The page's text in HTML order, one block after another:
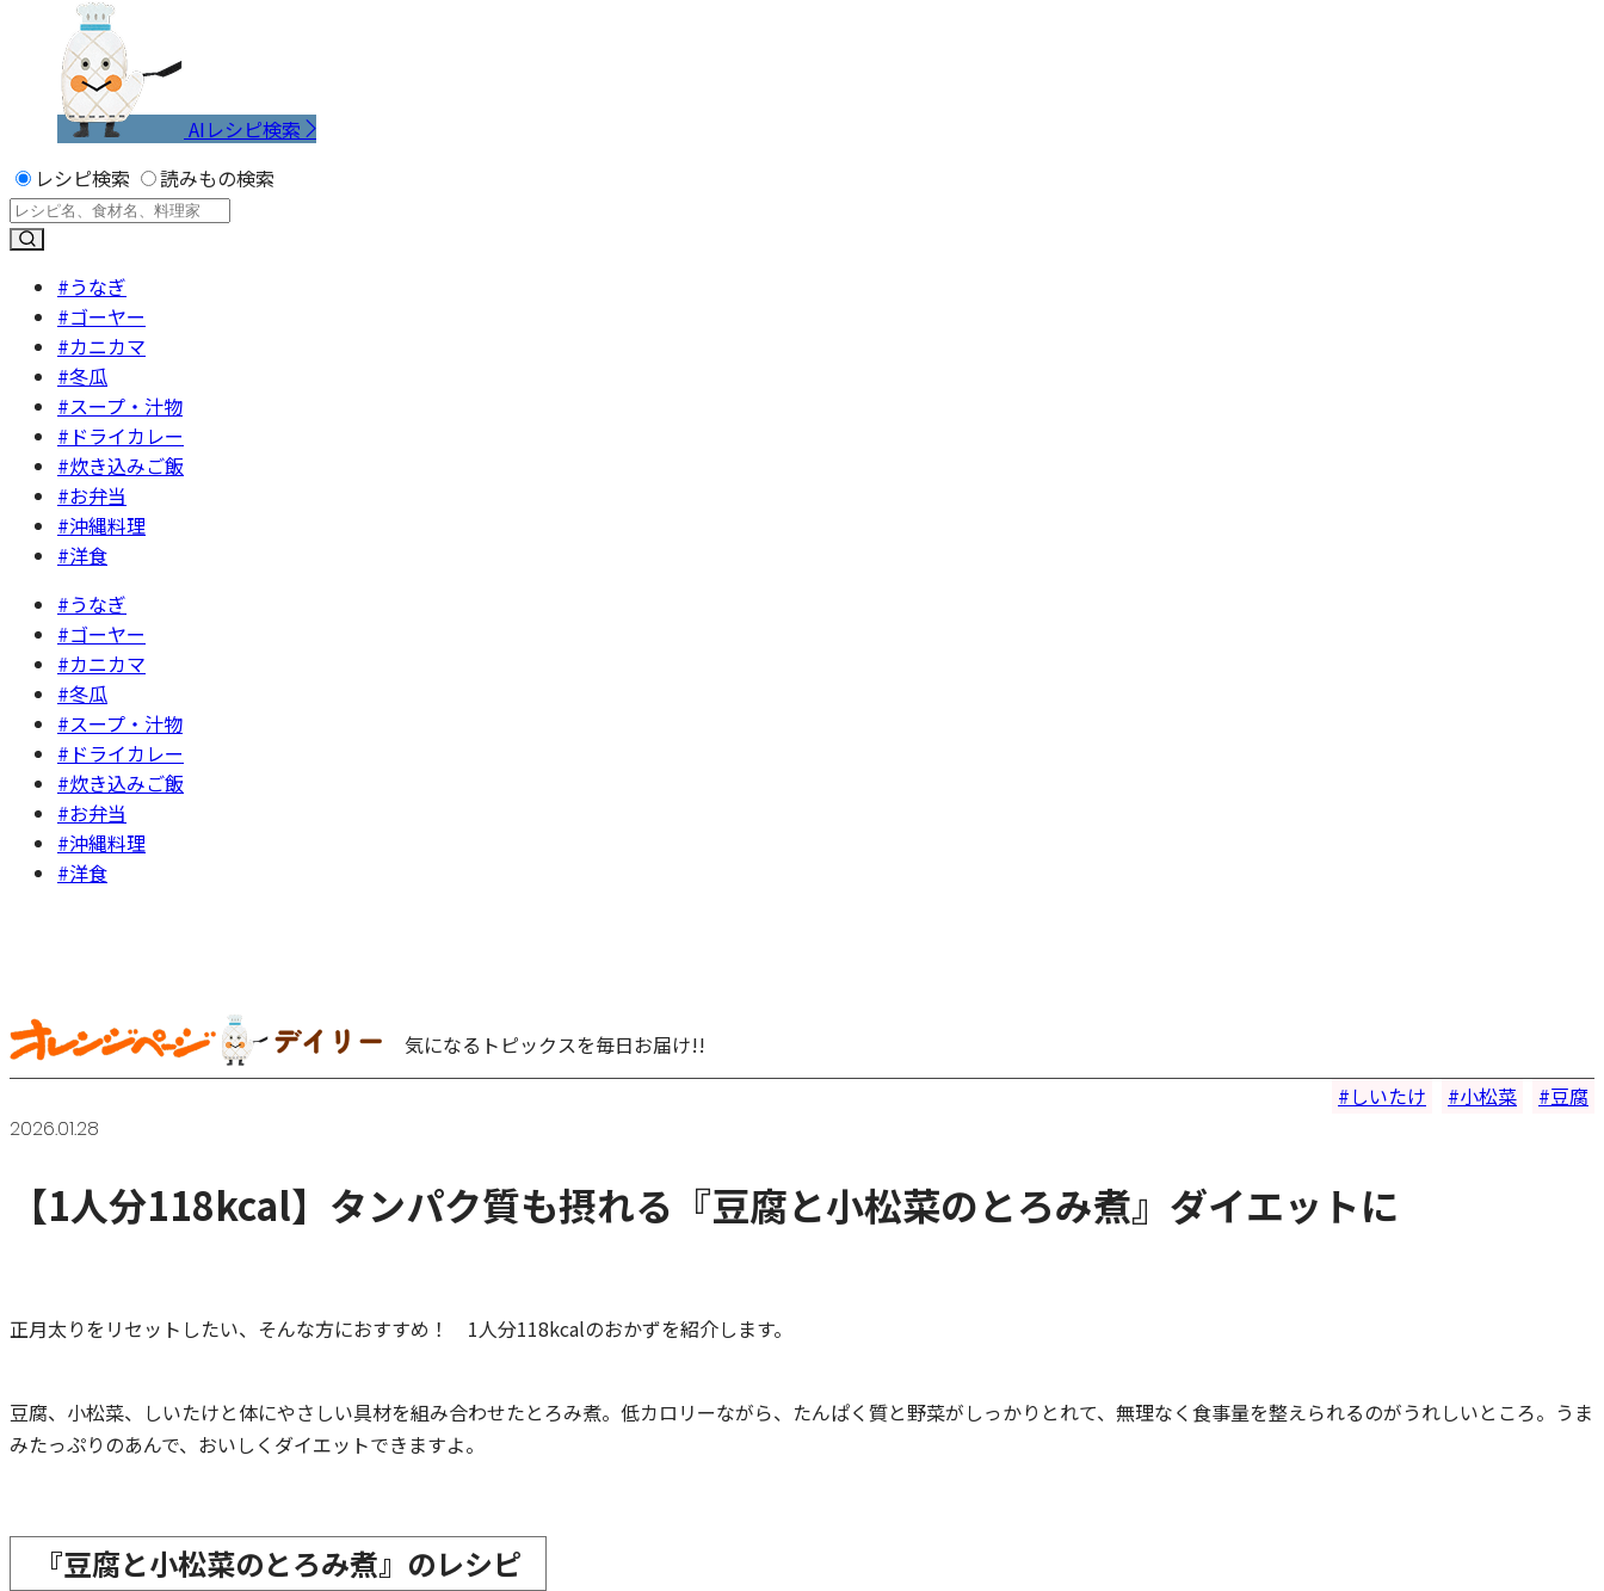
AIレシピ検索
レシピ検索
読みもの検索
#うなぎ
#ゴーヤー
#カニカマ
#冬瓜
#スープ・汁物
#ドライカレー
#炊き込みご飯
#お弁当
#沖縄料理
#洋食
#うなぎ
#ゴーヤー
#カニカマ
#冬瓜
#スープ・汁物
#ドライカレー
#炊き込みご飯
#お弁当
#沖縄料理
#洋食
気になるトピックスを毎日お届け!!
しいたけ
小松菜 豆腐
2026.01.28
【1人分118kcal】タンパク質も摂れる『豆腐と小松菜のとろみ煮』ダイエットに
正月太りをリセットしたい、そんな方におすすめ！ 1人分118kcalのおかずを紹介します。
豆腐、小松菜、しいたけと体にやさしい具材を組み合わせたとろみ煮。低カロリーながら、たんぱく質と野菜がしっかりとれて、無理なく食事量を整えられるのがうれしいところ。うま
みたっぷりのあんで、おいしくダイエットできますよ。
『豆腐と小松菜のとろみ煮』のレシピ